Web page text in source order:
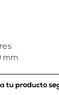
mm
tu producto